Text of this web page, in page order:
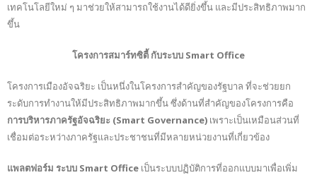
เทคโนโลยีใหม่ ๆ มาช่วยให้สามารถใช้งานได้ดียิ่งขึ้น และมีประสิทธิภาพมาก
ขึ้น
โครงการสมาร์ทซิตี้ กับระบบ Smart Office
โครงการเมืองอัจฉริยะ เป็นหนึ่งในโครงการสำคัญของรัฐบาล ที่จะช่วยยก
ระดับการทำงานให้มีประสิทธิภาพมากขึ้น ซึ่งด้านที่สำคัญของโครงการคือ
การบริหารภาครัฐอัจฉริยะ (Smart Governance) เพราะเป็นเหมือนส่วนที่
เชื่อมต่อระหว่างภาครัฐและประชาชนที่มีหลายหน่วยงานที่เกี่ยวข้อง
แพลตฟอร์ม ระบบ Smart Office เป็นระบบปฏิบัติการที่ออกแบบมาเพื่อเพิ่ม